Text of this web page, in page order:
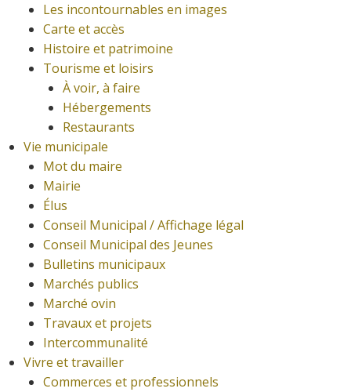
Les incontournables en images
Carte et accès
Histoire et patrimoine
Tourisme et loisirs
À voir, à faire
Hébergements
Restaurants
Vie municipale
Mot du maire
Mairie
Élus
Conseil Municipal / Affichage légal
Conseil Municipal des Jeunes
Bulletins municipaux
Marchés publics
Marché ovin
Travaux et projets
Intercommunalité
Vivre et travailler
Commerces et professionnels